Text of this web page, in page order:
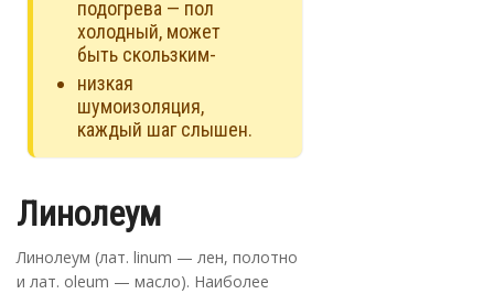
подогрева — пол
холодный, может
быть скользким-
низкая
шумоизоляция,
каждый шаг слышен.
Линолеум
Линолеум (лат. linum — лен, полотно
и лат. oleum — масло). Наиболее